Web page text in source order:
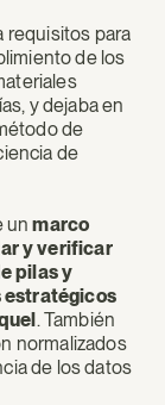
requisitos para
de los
y dejaba en
de
de
unmarco
y verificar
pilas y
estratégicos
. También
normalizados
de los datos